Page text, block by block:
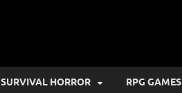
SURVIVAL HORROR RPG GAMES